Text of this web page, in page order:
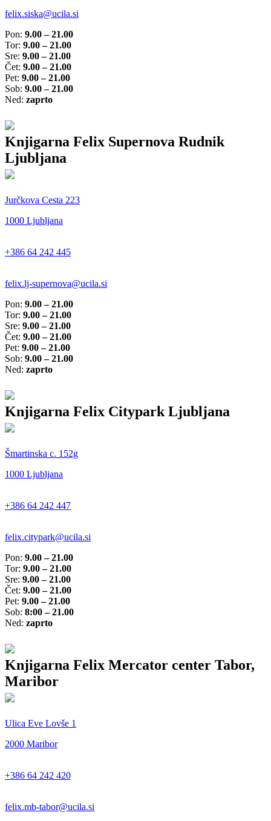
felix.siska@ucila.si
Pon: 9.00 – 21.00
Tor: 9.00 – 21.00
Sre: 9.00 – 21.00
Čet: 9.00 – 21.00
Pet: 9.00 – 21.00
Sob: 9.00 – 21.00
Ned: zaprto
Knjigarna Felix Supernova Rudnik
Ljubljana
Jurčkova Cesta 223
1000 Ljubljana
+386 64 242 445
felix.lj-supernova@ucila.si
Pon: 9.00 – 21.00
Tor: 9.00 – 21.00
Sre: 9.00 – 21.00
Čet: 9.00 – 21.00
Pet: 9.00 – 21.00
Sob: 9.00 – 21.00
Ned: zaprto
Knjigarna Felix Citypark Ljubljana
Šmartinska c. 152g
1000 Ljubljana
+386 64 242 447
felix.citypark@ucila.si
Pon: 9.00 – 21.00
Tor: 9.00 – 21.00
Sre: 9.00 – 21.00
Čet: 9.00 – 21.00
Pet: 9.00 – 21.00
Sob: 8:00 – 21.00
Ned: zaprto
Knjigarna Felix Mercator center Tabor,
Maribor
Ulica Eve Lovše 1
2000 Maribor
+386 64 242 420
felix.mb-tabor@ucila.si